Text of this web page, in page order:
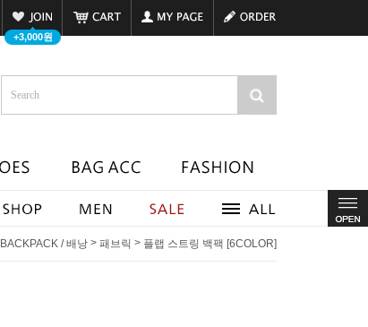
+3,000원
BACKPACK / 배낭 > 패브릭 > 플랩 스트링 백팩 [6COLOR]